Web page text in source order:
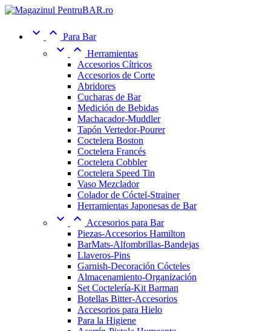
  Para Bar
  Herramientas
Accesorios Cítricos
Accesorios de Corte
Abridores
Cucharas de Bar
Medición de Bebidas
Machacador-Muddler
Tapón Vertedor-Pourer
Coctelera Boston
Coctelera Francés
Coctelera Cobbler
Coctelera Speed Tin
Vaso Mezclador
Colador de Cóctel-Strainer
Herramientas Japonesas de Bar
  Accesorios para Bar
Piezas-Accesorios Hamilton
BarMats-Alfombrillas-Bandejas
Llaveros-Pins
Garnish-Decoración Cócteles
Almacenamiento-Organización
Set Coctelería-Kit Barman
Botellas Bitter-Accesorios
Accesorios para Hielo
Para la Higiene